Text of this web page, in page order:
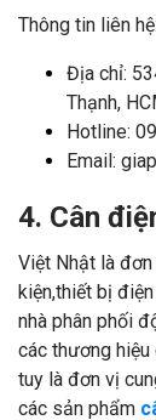
Thông tin liên hệ:
Địa chỉ:
Thạnh,
Hotline:
Email:
4. Cân
Việt Nhật là
kiện,thiết bị
nhà phân phối
các thương
tuy là đơn vị
các sản phẩm